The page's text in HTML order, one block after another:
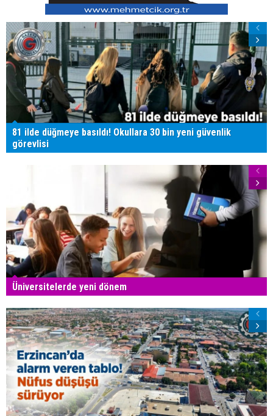
81 ilde düğmeye basıldı! Okullara 30 bin yeni güvenlik
görevlisi
Üniversitelerde yeni dönem